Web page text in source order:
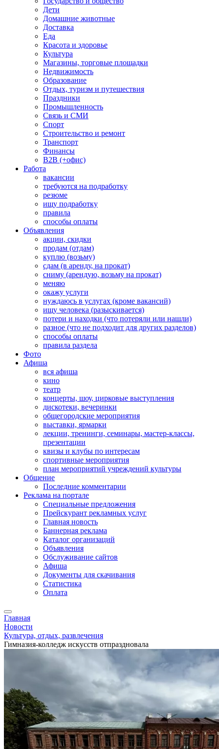
Дети
Домашние животные
Доставка
Еда
Красота и здоровье
Культура
Магазины, торговые площадки
Недвижимость
Образование
Отдых, туризм и путешествия
Праздники
Промышленность
Связь и СМИ
Спорт
Строительство и ремонт
Транспорт
Финансы
B2B (+офис)
Работа
вакансии
требуются на подработку
резюме
ищу подработку
правила
способы оплаты
Объявления
акции, скидки
продам (отдам)
куплю (возьму)
сдам (в аренду, на прокат)
сниму (арендую, возьму на прокат)
меняю
окажу услуги
нуждаюсь в услугах (кроме вакансий)
ищу человека (разыскивается)
потери и находки (что потеряли или нашли)
разное (что не подходит для других разделов)
способы оплаты
правила раздела
Фото
Афиша
вся афиша
кино
театр
концерты, шоу, цирковые выступления
дискотеки, вечеринки
общегородские мероприятия
выставки, ярмарки
лекции, тренинги, семинары, мастер-классы,
презентации
квизы и клубы по интересам
спортивные мероприятия
план мероприятий учреждений культуры
Общение
Последние комментарии
Реклама на портале
Специальные предложения
Прейскурант рекламных услуг
Главная новость
Баннерная реклама
Каталог организаций
Объявления
Обслуживание сайтов
Афиша
Документы для скачивания
Статистика
Оплата
Главная
Новости
Культура, отдых, развлечения
Гимназия-колледж искусств отпраздновала